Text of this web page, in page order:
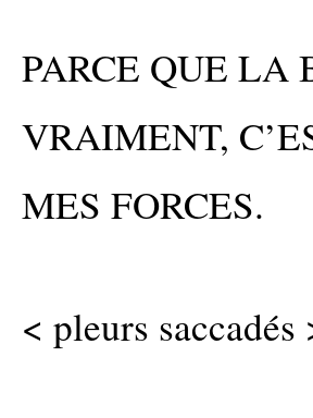
PARCE QUE LA
VRAIMENT,
MES FORCES.
< pleurs saccadés